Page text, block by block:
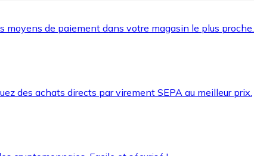
de paiement dans votre magasin le plus proche.
des achats directs par virement SEPA au meilleur prix.